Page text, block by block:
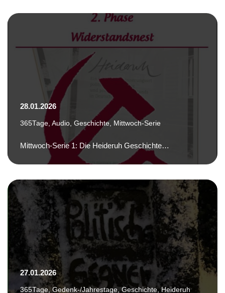
28.01.2026
365Tage Audio Geschichte Mittwoch-Serie
Mittwoch-Serie 1: Die Heideruh Geschichte…
27.01.2026
365Tage Gedenk-/Jahrestage ,Geschichte , Heideruh